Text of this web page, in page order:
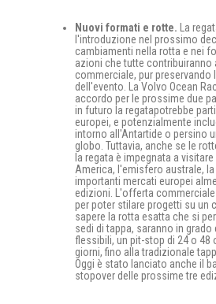
Nuovi formati e rotte.
La
l'introduzione nel prossimo
cambiamenti nella rotta e nei
azioni che tutte contribuiranno
commerciale, pur preservando
dell'evento. La Volvo Ocean
accordo per le prossime due
in futuro la regatapotrebbe
europei, e potenzialmente
intorno all'Antartide o persino
globo. Tuttavia, anche se le
la regata è impegnata a
America, l'emisfero australe, la
importanti mercati europei
edizioni. L'offerta
per poter stilare progetti su un
sapere la rotta esatta che si
sedi di tappa, saranno in
flessibili, un pit-stop di 24 o 48
giorni, fino alla tradizionale
Oggi è stato lanciato anche il
stopover delle prossime tre